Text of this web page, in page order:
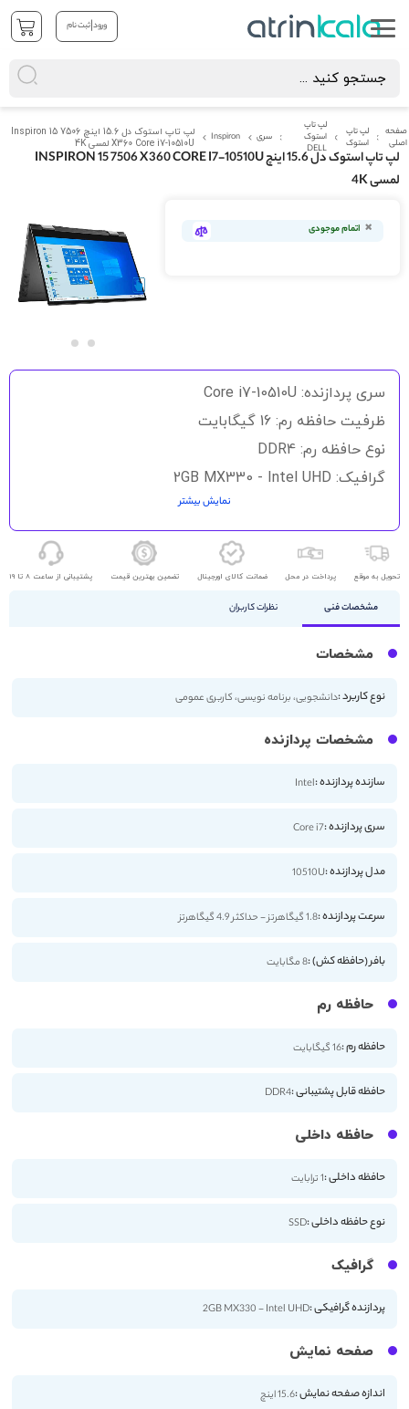
ورود|ثبت نام
صفحه
اصلی
لپ تاپ
استوک
لپ تاپ
استوک
DELL
سری Inspiron
لپ تاپ استوک دل 15.6 اینچ Inspiron 15 7506
X360 Core i7-10510U لمسی 4K
لپ تاپ استوک دل 15.6 اینچ INSPIRON 15 7506 X360 CORE I7-10510U
لمسی 4K
انتهای
گالری
تصاویر
اتمام موجودی
سری پردازنده: Core i7-10510U
ظرفیت حافظه رم: 16 گیگابایت
نوع حافظه رم: DDR4
گرافیک: 2GB MX330 - Intel UHD
اندازه صفحه نمایش: 15.6 اینچ
کیفیت صفحه نمایش: 4K
نمایش بیشتر
تحویل به موقع پرداخت در محل ضمانت کالای اورجینال تضمین بهترین قیمت پشتیبانی از ساعت 8 تا 19
مشخصات فنی نظرات کاربران
مشخصات
نوع کاربرد :دانشجویی، برنامه نویسی، کاربری عمومی
مشخصات پردازنده
سازنده پردازنده :Intel
سری پردازنده :Core i7
مدل پردازنده :10510U
سرعت پردازنده :1.8 گیگاهرتز - حداکثر 4.9 گیگاهرتز
بافر (حافظه کش) :8 مگابایت
حافظه رم
حافظه رم :16 گیگابایت
حافظه قابل پشتیبانی :DDR4
حافظه داخلی
حافظه داخلی :1 ترابایت
نوع حافظه داخلی :SSD
گرافیک
پردازنده گرافیکی :2GB MX330 - Intel UHD
صفحه نمایش
اندازه صفحه نمایش :15.6 اینچ